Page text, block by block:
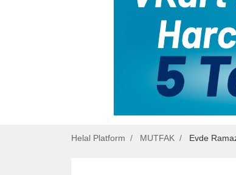
Helal Platform MUTFAK Evde